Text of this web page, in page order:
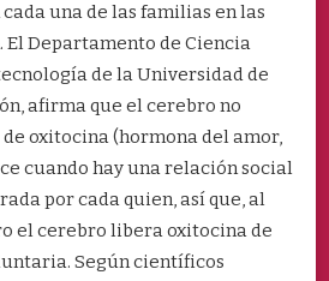
una de las familias en las
El Departamento de Ciencia
de la Universidad de
afirma que el cerebro no
oxitocina (hormona del amor,
cuando hay una relación social
por cada quien, así que, al
el cerebro libera oxitocina de
Según científicos